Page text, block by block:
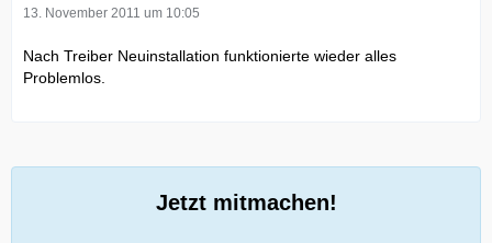
13. November 2011 um 10:05
Nach Treiber Neuinstallation funktionierte wieder alles
Problemlos.
Jetzt mitmachen!